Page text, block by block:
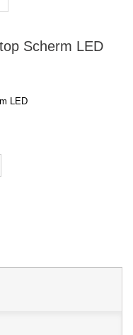
Scherm LED
LED